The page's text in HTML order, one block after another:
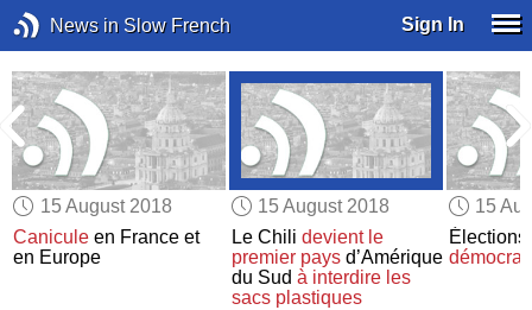
News in Slow French Sign In
15 August 2018
Canicule en France et
en Europe
15 August 2018
Le Chili devient le
premier paysd’Amérique
du Sud à interdire les
sacs plastiques
15